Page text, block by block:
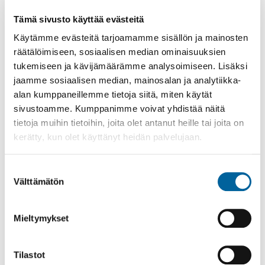
Tämä sivusto käyttää evästeitä
Käytämme evästeitä tarjoamamme sisällön ja mainosten
räätälöimiseen, sosiaalisen median ominaisuuksien
tukemiseen ja kävijämäärämme analysoimiseen. Lisäksi
jaamme sosiaalisen median, mainosalan ja analytiikka-
alan kumppaneillemme tietoja siitä, miten käytät
sivustoamme. Kumppanimme voivat yhdistää näitä
tietoja muihin tietoihin, joita olet antanut heille tai joita on
kerätty, kun olet käyttänyt heidän palvelujaan.
valinta
Välttämätön
Mieltymykset
Tilastot
Poistomyynti kirjaston aukioloaikana
03.06.2026
31.08.2026
Poppelikatu 10
Lue lisää